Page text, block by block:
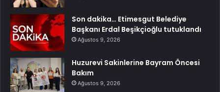
Son dakika… Etimesgut Belediye
Başkanı Erdal Beşikçioğlu tutuklandı
Ağustos 9, 2026
Huzurevi Sakinlerine Bayram Öncesi
Bakım
Ağustos 9, 2026